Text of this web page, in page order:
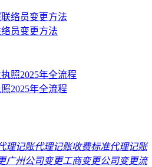
员变更方法
2025年全流程
理记账代理记账收费标准代理记账
广州公司变更工商变更公司变更流